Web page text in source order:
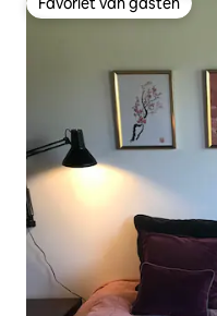
Favoriet van gasten